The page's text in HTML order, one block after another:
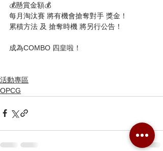
💰懸賞金額💰
每月淘汰賽 將有機會搶奪對手 獎金！
累積方法 及 搶奪時機 將另行公告！
成為COMBO 四皇啦！
活動專區
OPCG